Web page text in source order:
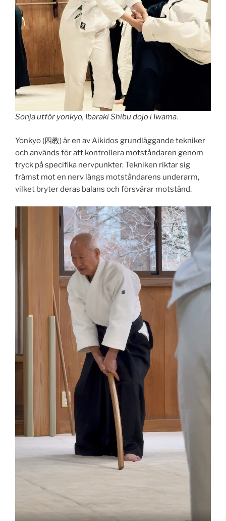
Sonja utför yonkyo, Ibaraki Shibu dojo i Iwama.
Yonkyo (四教) är en av Aikidos grundläggande tekniker
och används för att kontrollera motståndaren genom
tryck på specifika nervpunkter. Tekniken riktar sig
främst mot en nerv längs motståndarens underarm,
vilket bryter deras balans och försvårar motstånd.